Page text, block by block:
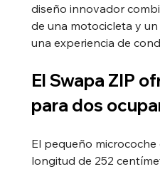
diseño innovador
de una motocicleta y
una experiencia de
El Swapa ZIP
para dos
El pequeño
longitud de 252